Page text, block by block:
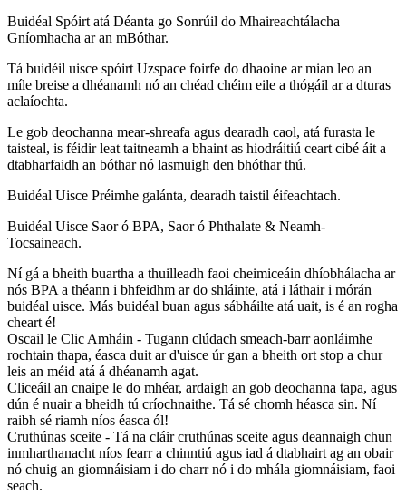
Buidéal Spóirt atá Déanta go Sonrúil do Mhaireachtálacha
Gníomhacha ar an mBóthar.
Tá buidéil uisce spóirt Uzspace foirfe do dhaoine ar mian leo an
míle breise a dhéanamh nó an chéad chéim eile a thógáil ar a dturas
aclaíochta.
Le gob deochanna mear-shreafa agus dearadh caol, atá furasta le
taisteal, is féidir leat taitneamh a bhaint as hiodráitiú ceart cibé áit a
dtabharfaidh an bóthar nó lasmuigh den bhóthar thú.
Buidéal Uisce Préimhe galánta, dearadh taistil éifeachtach.
Buidéal Uisce Saor ó BPA, Saor ó Phthalate & Neamh-
Tocsaineach.
Ní gá a bheith buartha a thuilleadh faoi cheimiceáin dhíobhálacha ar
nós BPA a théann i bhfeidhm ar do shláinte, atá i láthair i mórán
buidéal uisce. Más buidéal buan agus sábháilte atá uait, is é an rogha
cheart é!
Oscail le Clic Amháin - Tugann clúdach smeach-barr aonláimhe
rochtain thapa, éasca duit ar d'uisce úr gan a bheith ort stop a chur
leis an méid atá á dhéanamh agat.
Cliceáil an cnaipe le do mhéar, ardaigh an gob deochanna tapa, agus
dún é nuair a bheidh tú críochnaithe. Tá sé chomh héasca sin. Ní
raibh sé riamh níos éasca ól!
Cruthúnas sceite - Tá na cláir cruthúnas sceite agus deannaigh chun
inmharthanacht níos fearr a chinntiú agus iad á dtabhairt ag an obair
nó chuig an giomnáisiam i do charr nó i do mhála giomnáisiam, faoi
seach.